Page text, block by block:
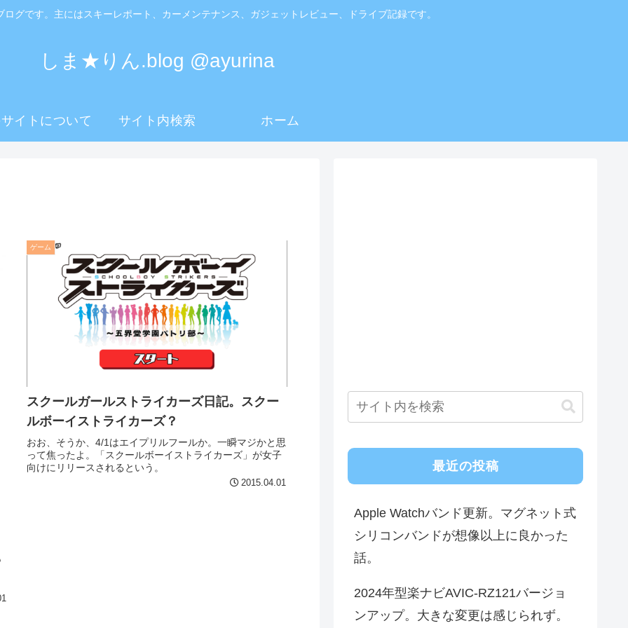
グです。主にはスキーレポート、カーメンテナンス、ガジェットレビュー、ドライブ記録です。
しま★りん.blog @ayurina
イトについて サイト内検索 ホーム
ゲーム
スクールガールストライカーズ日記。スクー
ルボーイストライカーズ？
おお、そうか、4/1はエイプリルフールか。一瞬マジかと思
って焦ったよ。「スクールボーイストライカーズ」が女子
向けにリリースされるという。
2015.04.01
最近の投稿
Apple Watchバンド更新。マグネット式
シリコンバンドが想像以上に良かった
話。
2024年型楽ナビAVIC-RZ121バージョ
ンアップ。大きな変更は感じられず。